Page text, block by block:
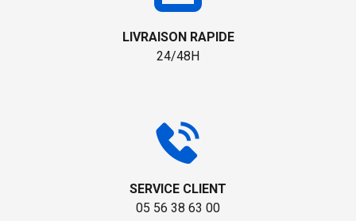
LIVRAISON RAPIDE
24/48H
SERVICE CLIENT
05 56 38 63 00